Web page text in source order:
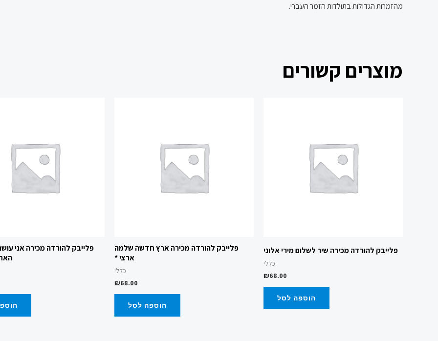
מהזמרות הגדולות בתולדות הזמר העברי.
מוצרים קשורים
פלייבק להורדה מכירה שיר לשלום מירי אלוני
כללי
₪68.00
הוספה לסל
פלייבק להורדה מכירה ארץ חדשה שלמה
ארצי *
כללי
₪68.00
הוספה לסל
פלייבק להורדה מכירה אני